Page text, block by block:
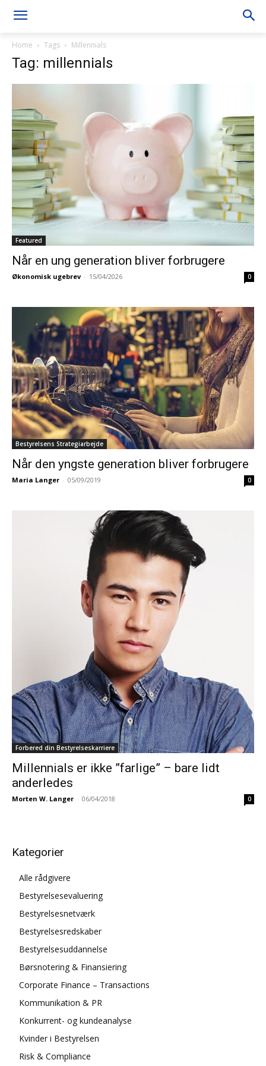
Home Tags Millennials
Tag: millennials
Featured
Når en ung generation bliver forbrugere
Økonomisk ugebrev - 15/04/2026 0
Bestyrelsens Strategiarbejde
Når den yngste generation bliver forbrugere
Maria Langer - 05/09/2019 0
Forbered din Bestyrelseskarriere
Millennials er ikke ”farlige” – bare lidt
anderledes
Morten W. Langer - 06/04/2018 0
Kategorier
Alle rådgivere
Bestyrelsesevaluering
Bestyrelsesnetværk
Bestyrelsesredskaber
Bestyrelsesuddannelse
Børsnotering & Finansiering
Corporate Finance – Transactions
Kommunikation & PR
Konkurrent- og kundeanalyse
Kvinder i Bestyrelsen
Risk & Compliance